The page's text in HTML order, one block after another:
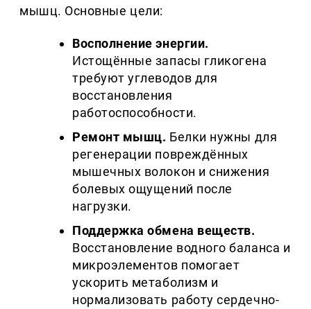
мышц. Основные цели:
Восполнение энергии.
Истощённые запасы гликогена
требуют углеводов для
восстановления
работоспособности.
Ремонт мышц. Белки нужны для
регенерации повреждённых
мышечных волокон и снижения
болевых ощущений после
нагрузки.
Поддержка обмена веществ.
Восстановление водного баланса и
микроэлементов помогает
ускорить метаболизм и
нормализовать работу сердечно-